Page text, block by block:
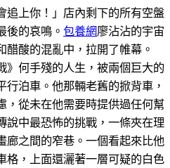
追上你！」店內剩下的所有空盤
後的哀鳴。 包養網廖沾沾的宇宙
醋酸的混亂中，拉開了帷幕。
》何手殘的人生，被兩個巨大的
行泊車。他那輛老舊的掀背車，
，從未在他需要時提供過任何幫
說中最恐怖的挑戰，一條夾在理
廊之間的窄巷。一個看起來比他
格，上面還灑著一層可疑的白色